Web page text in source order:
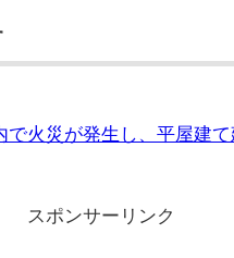
で火災が発生し、平屋建
スポンサーリンク